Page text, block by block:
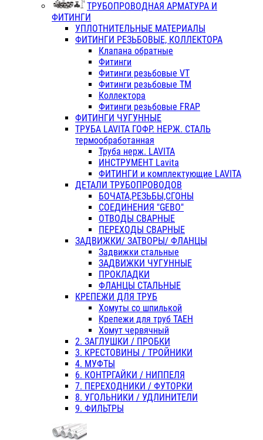
ТРУБОПРОВОДНАЯ АРМАТУРА И
ФИТИНГИ
УПЛОТНИТЕЛЬНЫЕ МАТЕРИАЛЫ
ФИТИНГИ РЕЗЬБОВЫЕ, КОЛЛЕКТОРА
Клапана обратные
Фитинги
Фитинги резьбовые VT
Фитинги резьбовые ТМ
Коллектора
Фитинги резьбовые FRAP
ФИТИНГИ ЧУГУННЫЕ
ТРУБА LAVITA ГОФР. НЕРЖ. СТАЛЬ
термообработанная
Труба нерж. LAVITA
ИНСТРУМЕНТ Lavita
ФИТИНГИ и комплектующие LAVITA
ДЕТАЛИ ТРУБОПРОВОДОВ
БОЧАТА,РЕЗЬБЫ,СГОНЫ
СОЕДИНЕНИЯ "GEBO"
ОТВОДЫ СВАРНЫЕ
ПЕРЕХОДЫ СВАРНЫЕ
ЗАДВИЖКИ/ ЗАТВОРЫ/ ФЛАНЦЫ
Задвижки стальные
ЗАДВИЖКИ ЧУГУННЫЕ
ПРОКЛАДКИ
ФЛАНЦЫ СТАЛЬНЫЕ
КРЕПЕЖИ ДЛЯ ТРУБ
Хомуты со шпилькой
Крепежи для труб ТАЕН
Хомут червячный
2. ЗАГЛУШКИ / ПРОБКИ
3. КРЕСТОВИНЫ / ТРОЙНИКИ
4. МУФТЫ
6. КОНТРГАЙКИ / НИППЕЛЯ
7. ПЕРЕХОДНИКИ / ФУТОРКИ
8. УГОЛЬНИКИ / УДЛИНИТЕЛИ
9. ФИЛЬТРЫ